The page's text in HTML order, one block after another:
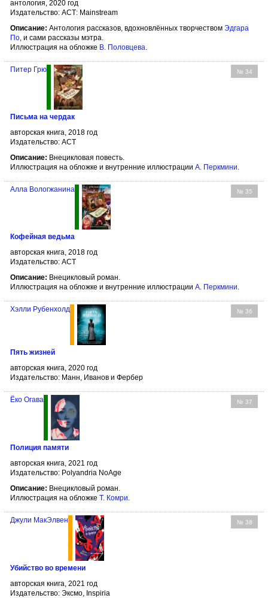
антология, 2020 год
Издательство: АСТ: Mainstream
Описание: Антология рассказов, вдохновлённых творчеством Эдгара
По, и сами рассказы мэтра.
Иллюстрация на обложке В. Половцева.
№ 34
Питер Грю
Письма на чердак
авторская книга, 2018 год
Издательство: АСТ
Описание: Внецикловая повесть.
Иллюстрация на обложке и внутренние иллюстрации А. Перкмини.
№ 35
Алла Вологжанина
Кофейная ведьма
авторская книга, 2018 год
Издательство: АСТ
Описание: Внецикловый роман.
Иллюстрация на обложке и внутренние иллюстрации А. Перкмини.
№ 36
Хэлли Рубенхолд
Пять жизней
авторская книга, 2020 год
Издательство: Манн, Иванов и Фербер
№ 37
Ёко Огава
Полиция памяти
авторская книга, 2021 год
Издательство: Polyandria NoAge
Описание: Внецикловый роман.
Иллюстрация на обложке Т. Комри
№ 38
Джули МакЭлвен
Убийство во времени
авторская книга, 2021 год
Издательство: Эксмо, Inspiria